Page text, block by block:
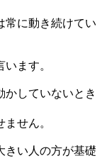
常に動き続けてい
ます。
かしていないとき
せん。
きい人の方が基礎